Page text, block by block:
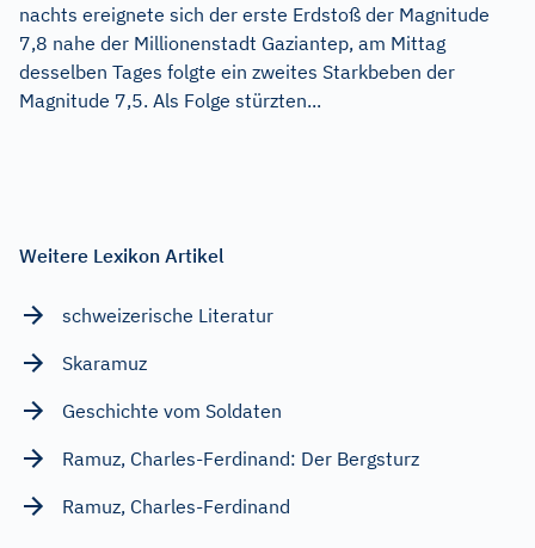
nachts ereignete sich der erste Erdstoß der Magnitude
7,8 nahe der Millionenstadt Gaziantep, am Mittag
desselben Tages folgte ein zweites Starkbeben der
Magnitude 7,5. Als Folge stürzten...
Weitere Lexikon Artikel
schweizerische Literatur
Skaramuz
Geschichte vom Soldaten
Ramuz, Charles-Ferdinand: Der Bergsturz
Ramuz, Charles-Ferdinand